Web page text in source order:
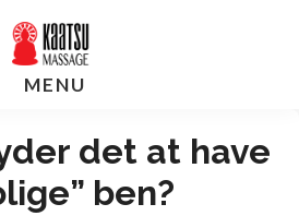
MENU
det at have
ben?